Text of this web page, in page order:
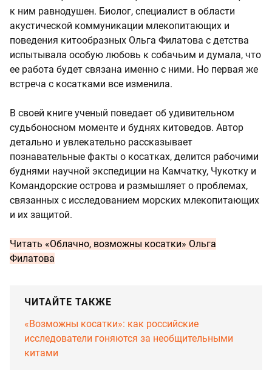
к ним равнодушен. Биолог, специалист в области
акустической коммуникации млекопитающих и
поведения китообразных Ольга Филатова с детства
испытывала особую любовь к собачьим и думала, что
ее работа будет связана именно с ними. Но первая же
встреча с косатками все изменила.
В своей книге ученый поведает об удивительном
судьбоносном моменте и буднях китоведов. Автор
детально и увлекательно рассказывает
познавательные факты о косатках, делится рабочими
буднями научной экспедиции на Камчатку, Чукотку и
Командорские острова и размышляет о проблемах,
связанных с исследованием морских млекопитающих
и их защитой.
Читать «Облачно, возможны косатки» Ольга
Филатова
ЧИТАЙТЕ ТАКЖЕ
«Возможны косатки»: как российские
исследователи гоняются за необщительными
китами